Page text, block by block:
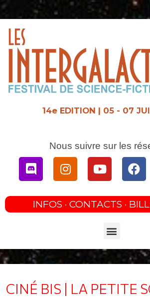
Aller
au
14e EDITION | 05 - 07
Nous suivre sur les
DiscordInstagramYoutube
INFOS · CONTACTS ·
Menu
CINÉ BIS | LA PETITE